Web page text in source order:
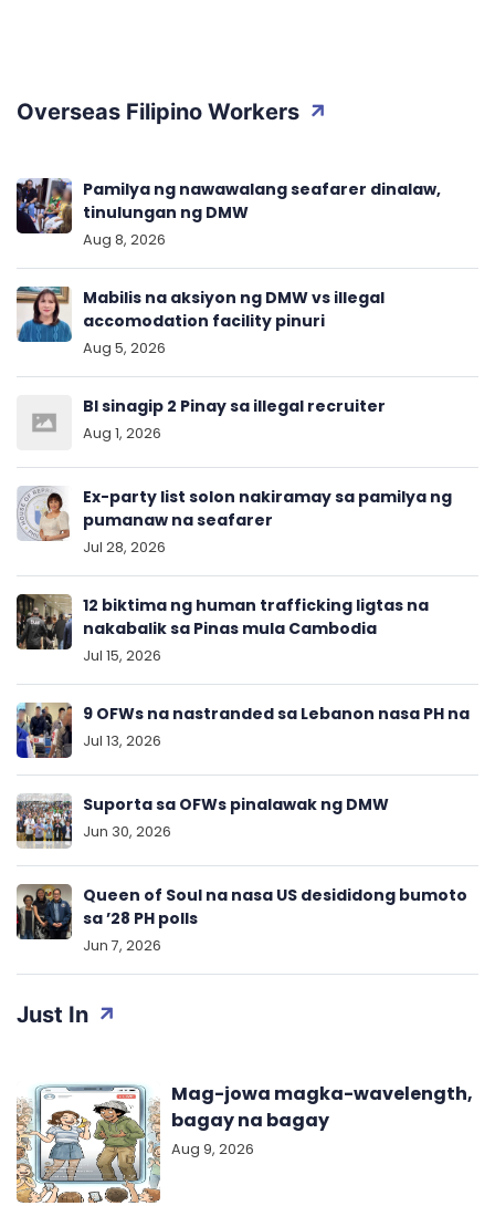
Just In
Mag-jowa magka-wavelength,
bagay na bagay
Aug 9, 2026
Overseas Filipino Workers
Pamilya ng nawawalang seafarer dinalaw,
tinulungan ng DMW
Aug 8, 2026
Mabilis na aksiyon ng DMW vs illegal
accomodation facility pinuri
Aug 5, 2026
BI sinagip 2 Pinay sa illegal recruiter
Aug 1, 2026
Ex-party list solon nakiramay sa pamilya ng
pumanaw na seafarer
Jul 28, 2026
12 biktima ng human trafficking ligtas na
nakabalik sa Pinas mula Cambodia
Jul 15, 2026
9 OFWs na nastranded sa Lebanon nasa PH na
Jul 13, 2026
Suporta sa OFWs pinalawak ng DMW
Jun 30, 2026
Queen of Soul na nasa US desididong bumoto
sa ’28 PH polls
Jun 7, 2026